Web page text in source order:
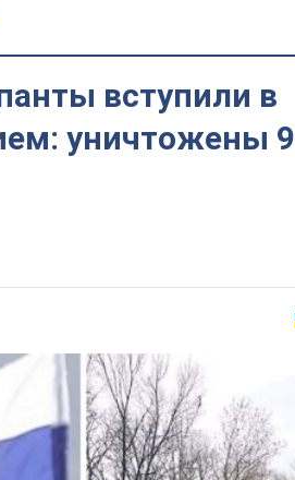
вступили в
уничтожены 9